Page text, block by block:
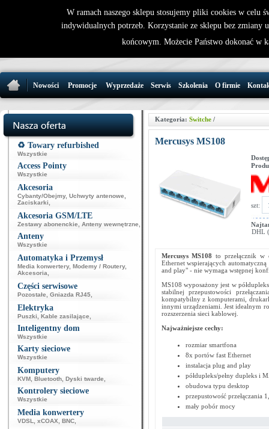
32 721 86
Nowości Promocje Wyprzedaże Serwis Szkolenia O firmie
♻️ Towary refurbished
Wszystkie
Access Pointy
Wszystkie
Akcesoria
Cybanty/Obejmy, Uchwyty antenowe
Zaciskarki
Akcesoria GSM/LTE
Zestawy abonenckie Anteny wewnętrzne
Anteny
Wszystkie
Automatyka i Przemysł
Media konwertery, Modemy / Routery,
Akcesoria
Części serwisowe
Pozostałe Gniazda RJ45
Elektryka
Puszki Kable zasilające
Inteligentny dom
Wszystkie
Karty sieciowe
Wszystkie
Komputery
KVM Bluetooth Dyski twarde
Kontrolery sieciowe
Wszystkie
Media konwertery
VDSL xCOAX BNC
Kategoria: Switche/
Mercusys MS108
szt:
DHL
Mercusys MS108 to przełącznik w
Ethernet wspierających
and play" - nie wymaga wstępnej
MS108 wyposażony jest w
stabilnej przepustowości
kompatybilny z komputerami,
innymi urządzeniami. Jest idealnym
rozszerzenia sieci kablowej.
Najważniejsze cechy:
rozmiar smartfona
8x portów fast Ethernet
instalacja plug and play
półdupleks/pełny dupleks i
obudowa typu desktop
przepustowość przełączania
mały pobór mocy
W ramach naszego sklepu stosujemy pliki cookies w celu
indywidualnych potrzeb. Korzystanie ze sklepu bez zmiany
końcowym. Możecie Państwo dokonać w